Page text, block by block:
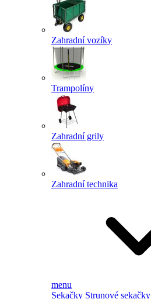
Zahradní vozíky
Trampolíny
Zahradní grily
Zahradní technika
menu
Sekačky Strunové sekačky